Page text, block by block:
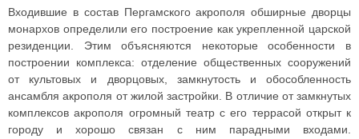
Входившие в состав Пергамского акрополя обширные дворцы
монархов определили его построение как укрепленной царской
резиденции. Этим объясняются некоторые особенности в
построении комплекса: отделение общественных сооружений
от культовых и дворцовых, замкнутость и обособленность
ансамбля акрополя от жилой застройки. В отличие от замкнутых
комплексов акрополя огромный театр с его террасой открыт к
городу и хорошо связан с ним парадными входами.